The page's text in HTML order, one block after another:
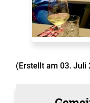
(Erstellt am 03. Juli